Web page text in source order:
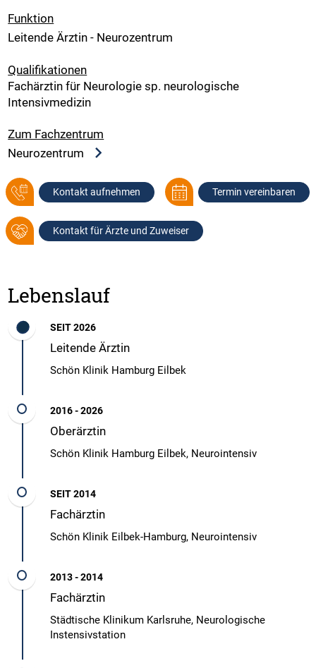
Funktion
Leitende Ärztin - Neurozentrum
Qualifikationen
Fachärztin für Neurologie sp. neurologische
Intensivmedizin
Zum Fachzentrum
Neurozentrum
Kontakt aufnehmen Termin vereinbaren
Kontakt für Ärzte und Zuweiser
Lebenslauf
SEIT 2026
Leitende Ärztin
Schön Klinik Hamburg Eilbek
2016 - 2026
Oberärztin
Schön Klinik Hamburg Eilbek, Neurointensiv
SEIT 2014
Fachärztin
Schön Klinik Eilbek-Hamburg, Neurointensiv
2013 - 2014
Fachärztin
Städtische Klinikum Karlsruhe, Neurologische
Instensivstation